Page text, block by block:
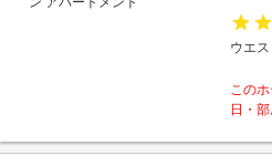
ウエ
この
日・